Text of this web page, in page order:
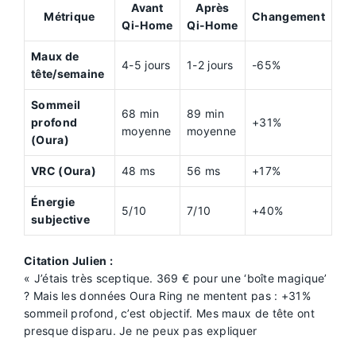
Métrique
Avant
Qi-Home
Après
Qi-Home
Changement
Maux de
tête/semaine
4-5 jours 1-2 jours -65%
Sommeil
profond
(Oura)
68 min
moyenne
89 min
moyenne
+31%
VRC (Oura) 48 ms 56 ms +17%
Énergie
subjective
5/10 7/10 +40%
Citation Julien :
« J’étais très sceptique. 369 € pour une ‘boîte magique’
? Mais les données Oura Ring ne mentent pas : +31%
sommeil profond, c’est objectif. Mes maux de tête ont
presque disparu. Je ne peux pas expliquer